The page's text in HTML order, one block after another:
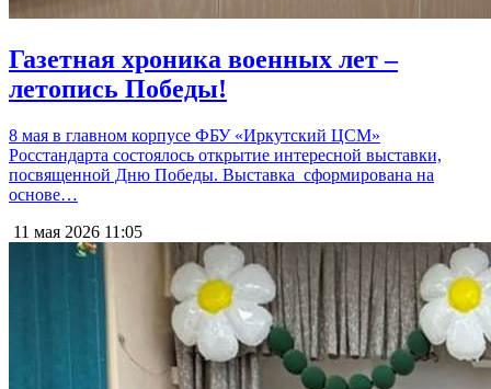
Газетная хроника военных лет –
летопись Победы!
8 мая в главном корпусе ФБУ «Иркутский ЦСМ»
Росстандарта состоялось открытие интересной выставки,
посвященной Дню Победы. Выставка сформирована на
основе…
11 мая 2026 11:05